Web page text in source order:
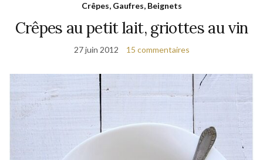
Crêpes, Gaufres, Beignets
Crêpes au petit lait, griottes au vin
27 juin 2012 15 commentaires